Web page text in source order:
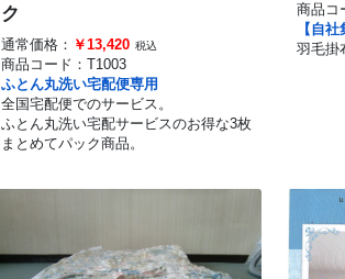
ク
通常価格： ￥13,420 税込
商品コード：T1003
ふとん丸洗い宅配便専用
全国宅配便でのサービス。
ふとん丸洗い宅配サービスのお得な3枚
まとめてパック商品。
商品コ
【自
羽毛掛